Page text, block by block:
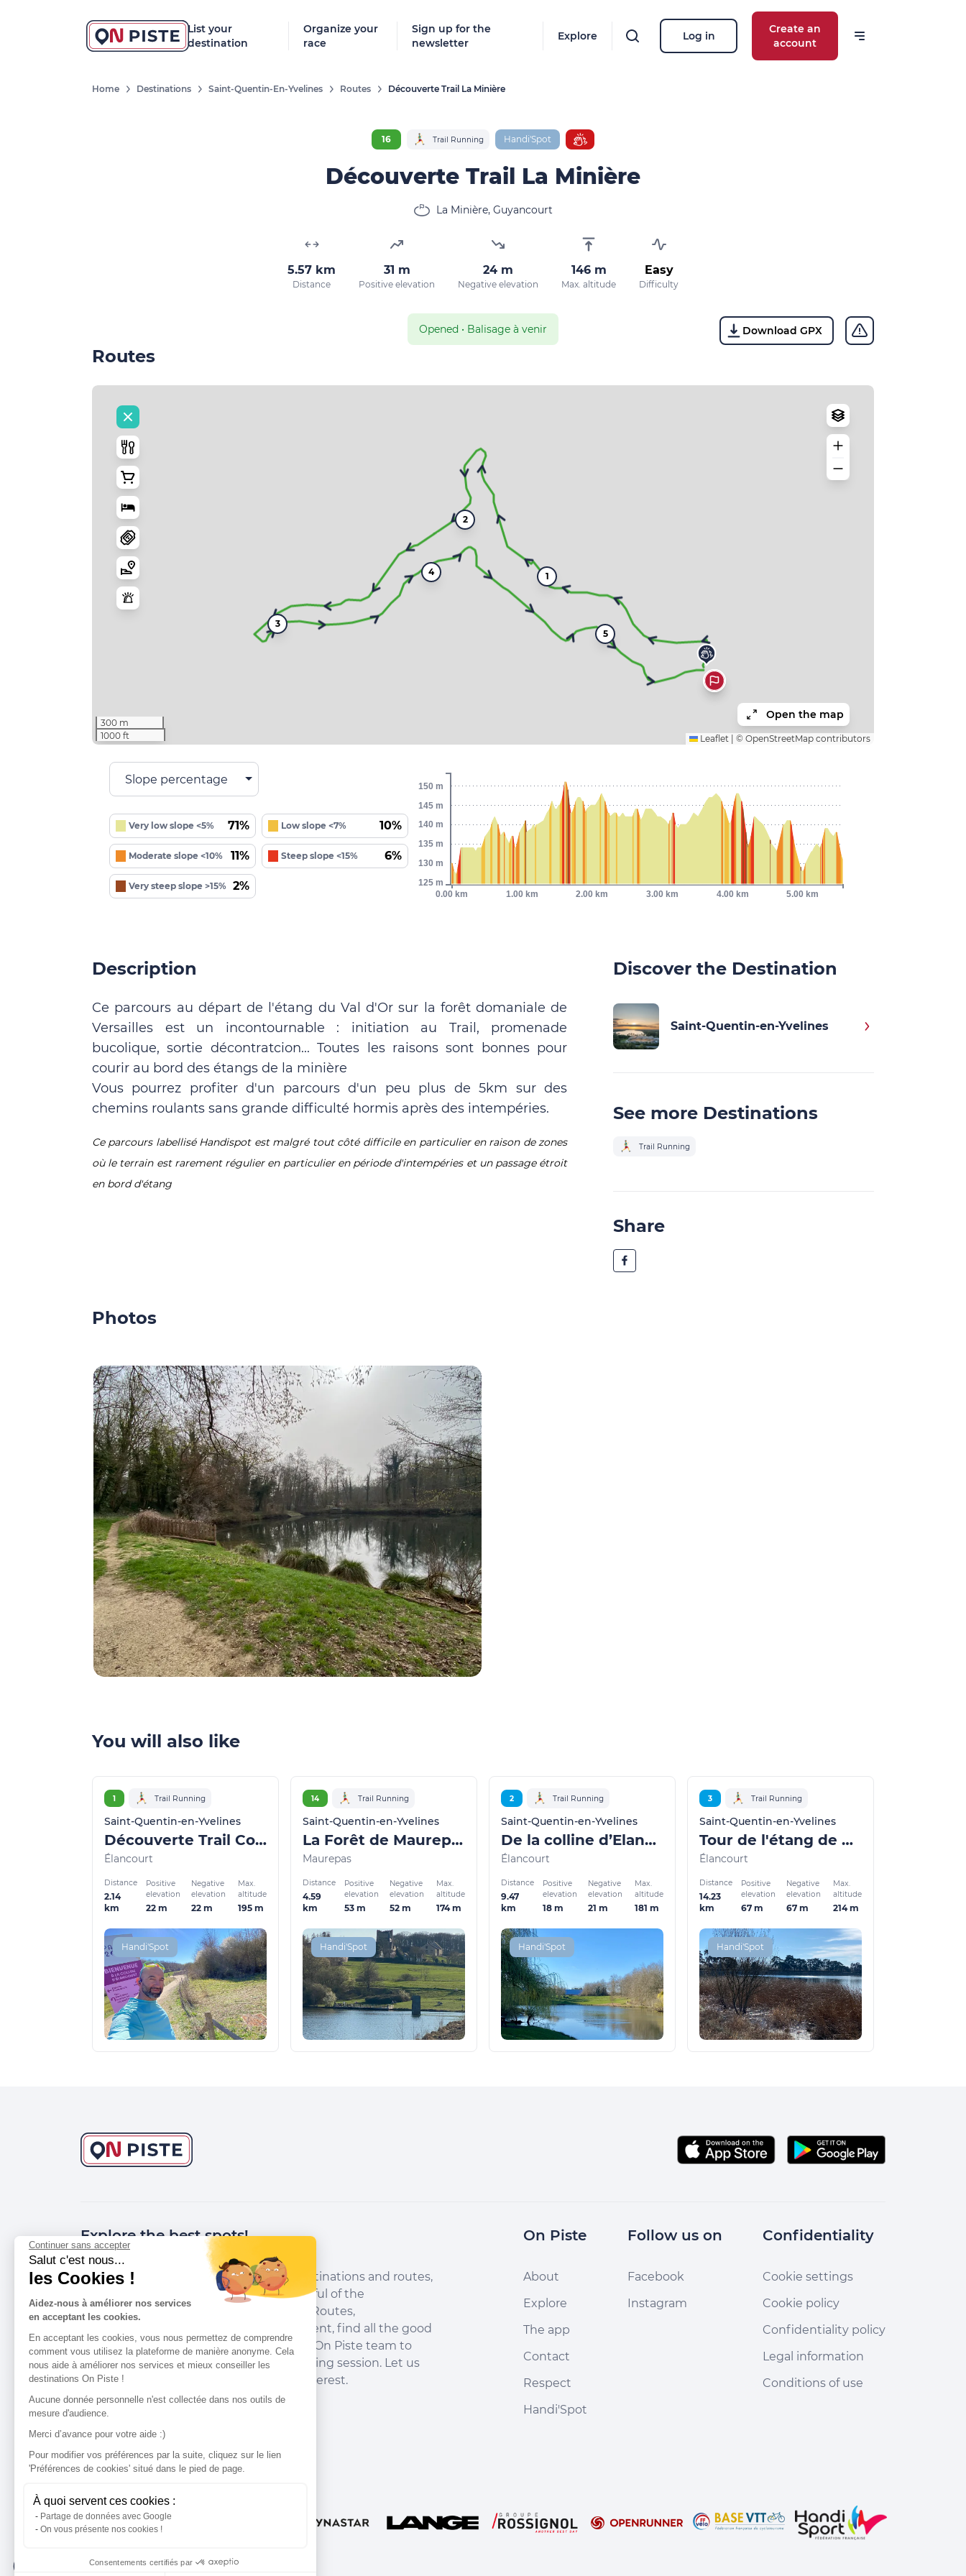
List your
destination
Organize your
race
Sign up for the
newsletter
Explore Log in
Create an
account
Home Destinations Saint-Quentin-En-Yvelines Routes Découverte Trail La Minière
16 Trail Running Handi'Spot
Découverte Trail La Minière
La Minière, Guyancourt
5.57 km
Distance
31 m
Positive elevation
24 m
Negative elevation
146 m
Max. altitude
Easy
Difficulty
Opened • Balisage à venir Download GPX
Routes
1
2
3
4
5
300 m
1000 ft
Open the map
Leaflet © OpenStreetMap contributors
Slope percentage
Very low slope <5% 71% Low slope <7% 10%
Moderate slope <10% 11% Steep slope <15% 6%
Very steep slope >15% 2%
0.00 km 1.00 km 2.00 km 3.00 km 4.00 km 5.00 km
125 m
130 m
135 m
140 m
145 m
150 m
Description
Ce parcours au départ de l'étang du Val d'Or sur la forêt domaniale de
Versailles est un incontournable : initiation au Trail, promenade
bucolique, sortie décontratcion... Toutes les raisons sont bonnes pour
courir au bord des étangs de la minière
Vous pourrez profiter d'un parcours d'un peu plus de 5km sur des
chemins roulants sans grande difficulté hormis après des intempéries.
Ce parcours labellisé Handispot est malgré tout côté difficile en particulier en raison de zones
où le terrain est rarement régulier en particulier en période d'intempéries et un passage étroit
en bord d'étang
Discover the Destination
Saint-Quentin-en-Yvelines
See more Destinations
Trail Running
Share
Photos
You will also like
1 Trail Running
Saint-Quentin-en-Yvelines
Découverte Trail Colline d’Elancourt
Élancourt
Distance
2.14
km
Positive
elevation
22 m
Negative
elevation
22 m
Max.
altitude
195 m
Handi'Spot
14 Trail Running
Saint-Quentin-en-Yvelines
La Forêt de Maurepas
Maurepas
Distance
4.59
km
Positive
elevation
53 m
Negative
elevation
52 m
Max.
altitude
174 m
Handi'Spot
2 Trail Running
Saint-Quentin-en-Yvelines
De la colline d’Elancourt à l'île de loisirs
Élancourt
Distance
9.47
km
Positive
elevation
18 m
Negative
elevation
21 m
Max.
altitude
181 m
Handi'Spot
3 Trail Running
Saint-Quentin-en-Yvelines
Tour de l'étang de St Quentin depuis la colline
Élancourt
Distance
14.23
km
Positive
elevation
67 m
Negative
elevation
67 m
Max.
altitude
214 m
Handi'Spot
Explore the best spots!
We have picked out for you the best destinations and routes,
marked out by local experts and respectful of the
environments in which they take place. Routes,
accommodation, courses, races, equipment, find all the good
addresses and recommendations of the On Piste team to
organise your next walking, cycling or skiing session. Let us
guide you and don't miss any point of interest.
On Piste
About
Explore
The app
Contact
Respect
Handi'Spot
Follow us on
Facebook
Instagram
Confidentiality
Cookie settings
Cookie policy
Confidentiality policy
Legal information
Conditions of use
Our partners
Continuer sans accepter
Salut c'est nous...
les Cookies !
Aidez-nous à améliorer nos services
en acceptant les cookies.
En acceptant les cookies, vous nous permettez de comprendre
comment vous utilisez la plateforme de manière anonyme. Cela
nous aide à améliorer nos services et mieux conseiller les
destinations On Piste !
Aucune donnée personnelle n'est collectée dans nos outils de
mesure d'audience.
Merci d’avance pour votre aide :)
Pour modifier vos préférences par la suite, cliquez sur le lien
'Préférences de cookies' situé dans le pied de page.
À quoi servent ces cookies :
Partage de données avec Google
On vous présente nos cookies !
Consentements certifiés par